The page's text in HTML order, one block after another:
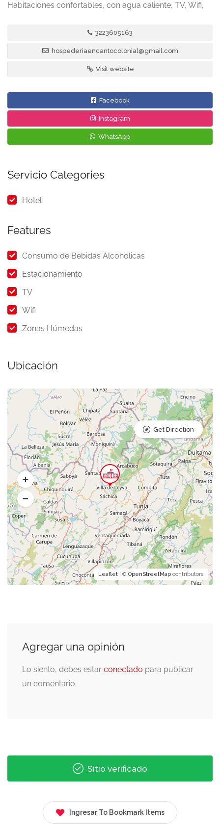
Habitaciones confortables, con agua caliente, TV, Wifi,
3223605163
hospederiaencantocolonial@gmail.com
Visit website
Facebook
Instagram
WhatsApp
Servicio Categories
Hotel
Features
Consumo de Bebidas Alcoholicas
Estacionamiento
TV
Wifi
Zonas Húmedas
Ubicación
Leaflet | © OpenStreetMap contributors
Get Direction
Agregar una opinión
Lo siento, debes estar conectado para publicar
un comentario.
Sitio verificado
Ingresar To Bookmark Items